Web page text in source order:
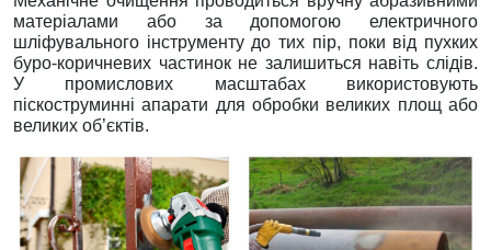
матеріалами або за допомогою електричного
шліфувального інструменту до тих пір, поки від пухких
буро-коричневих частинок не залишиться навіть слідів.
У промислових масштабах використовують
піскоструминні апарати для обробки великих площ або
великих об’єктів.